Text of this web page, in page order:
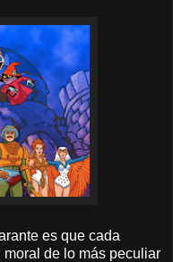
es que cada
de lo más peculiar